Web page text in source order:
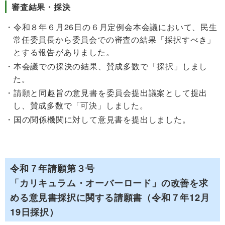
審査結果・採決
令和８年６月26日の６月定例会本会議において、民生
常任委員長から委員会での審査の結果「採択すべき」
とする報告がありました。
本会議での採決の結果、賛成多数で「採択」しまし
た。
請願と同趣旨の意見書を委員会提出議案として提出
し、賛成多数で「可決」しました。
国の関係機関に対して意見書を提出しました。
令和７年請願第３号
「カリキュラム・オーバーロード」の改善を求
める意見書採択に関する請願書 （令和７年12月
19日採択）